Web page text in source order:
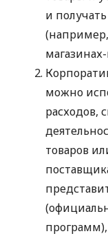
и
можно
расходов,
товаров